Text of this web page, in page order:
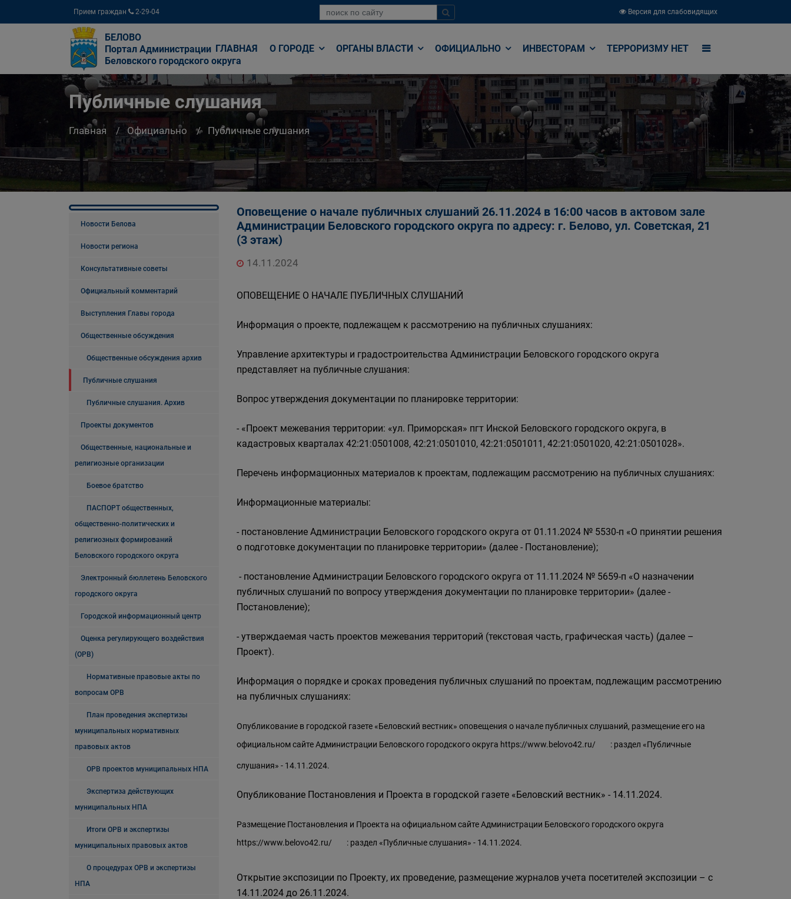
Прием граждан 2-29-04 Версия для слабовидящих
БЕЛОВО
Портал Администрации
Беловского городского округа
ГЛАВНАЯ О ГОРОДЕ ОРГАНЫ ВЛАСТИ ОФИЦИАЛЬНО ИНВЕСТОРАМ ТЕРРОРИЗМУ НЕТ
Публичные слушания
Главная Официально Публичные слушания
Новости Белова
Новости региона
Консультативные советы
Официальный комментарий
Выступления Главы города
Общественные обсуждения
Общественные обсуждения архив
Публичные слушания
Публичные слушания. Архив
Проекты документов
Общественные, национальные и
религиозные организации
Боевое братство
ПАСПОРТ общественных,
общественно-политических и
религиозных формирований
Беловского городского округа
Электронный бюллетень Беловского
городского округа
Городской информационный центр
Оценка регулирующего воздействия
(ОРВ)
Нормативные правовые акты по
вопросам ОРВ
План проведения экспертизы
муниципальных нормативных
правовых актов
ОРВ проектов муниципальных НПА
Экспертиза действующих
муниципальных НПА
Итоги ОРВ и экспертизы
муниципальных правовых актов
О процедурах ОРВ и экспертизы
НПА
Оповещение о начале публичных слушаний 26.11.2024 в 16:00 часов в актовом зале
Администрации Беловского городского округа по адресу: г. Белово, ул. Советская, 21
(3 этаж)
14.11.2024
ОПОВЕЩЕНИЕ О НАЧАЛЕ ПУБЛИЧНЫХ СЛУШАНИЙ
Информация о проекте, подлежащем к рассмотрению на публичных слушаниях:
Управление архитектуры и градостроительства Администрации Беловского городского округа
представляет на публичные слушания:
Вопрос утверждения документации по планировке территории:
- «Проект межевания территории: «ул. Приморская» пгт Инской Беловского городского округа, в
кадастровых кварталах 42:21:0501008, 42:21:0501010, 42:21:0501011, 42:21:0501020, 42:21:0501028».
Перечень информационных материалов к проектам, подлежащим рассмотрению на публичных слушаниях:
Информационные материалы:
- постановление Администрации Беловского городского округа от 01.11.2024 № 5530-п «О принятии решения
о подготовке документации по планировке территории» (далее - Постановление);
- постановление Администрации Беловского городского округа от 11.11.2024 № 5659-п «О назначении
публичных слушаний по вопросу утверждения документации по планировке территории» (далее -
Постановление);
- утверждаемая часть проектов межевания территорий (текстовая часть, графическая часть) (далее –
Проект).
Информация о порядке и сроках проведения публичных слушаний по проектам, подлежащим рассмотрению
на публичных слушаниях:
Опубликование в городской газете «Беловский вестник» оповещения о начале публичных слушаний, размещение его на
официальном сайте Администрации Беловского городского округа https://www.belovo42.ru/ : раздел «Публичные
слушания» - 14.11.2024.
Опубликование Постановления и Проекта в городской газете «Беловский вестник» - 14.11.2024.
Размещение Постановления и Проекта на официальном сайте Администрации Беловского городского округа
https://www.belovo42.ru/
: раздел «Публичные слушания» - 14.11.2024.
Открытие экспозиции по Проекту, их проведение, размещение журналов учета посетителей экспозиции – с
14.11.2024 до 26.11.2024.